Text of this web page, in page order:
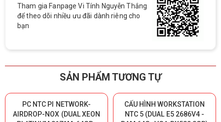
Tham gia Fanpage Vi Tính Nguyễn Thắng
để theo dõi nhiều ưu đãi dành riêng cho
bạn
SẢN PHẨM TƯƠNG TỰ
PC NTC PI NETWORK-
AIRDROP-NOX (DUAL XEON
CẤU HÌNH WORKSTATION
NTC 5 (DUAL E5 2686V4 -